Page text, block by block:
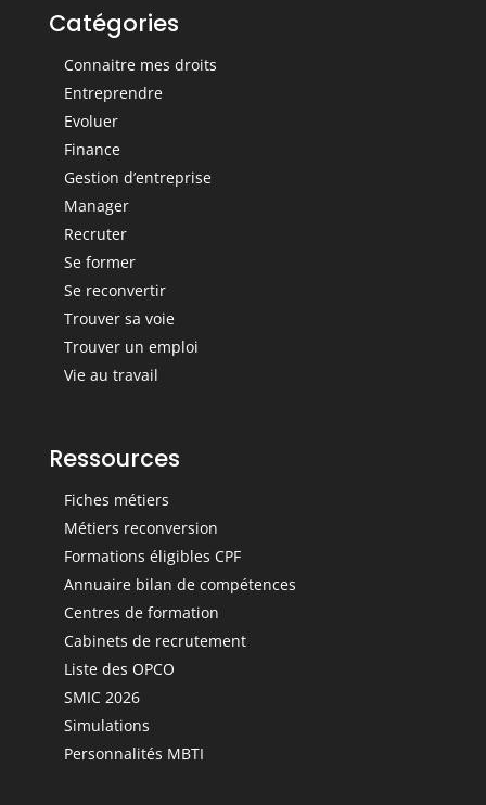
Catégories
Connaitre mes droits
Entreprendre
Evoluer
Finance
Gestion d’entreprise
Manager
Recruter
Se former
Se reconvertir
Trouver sa voie
Trouver un emploi
Vie au travail
Ressources
Fiches métiers
Métiers reconversion
Formations éligibles CPF
Annuaire bilan de compétences
Centres de formation
Cabinets de recrutement
Liste des OPCO
SMIC 2026
Simulations
Personnalités MBTI